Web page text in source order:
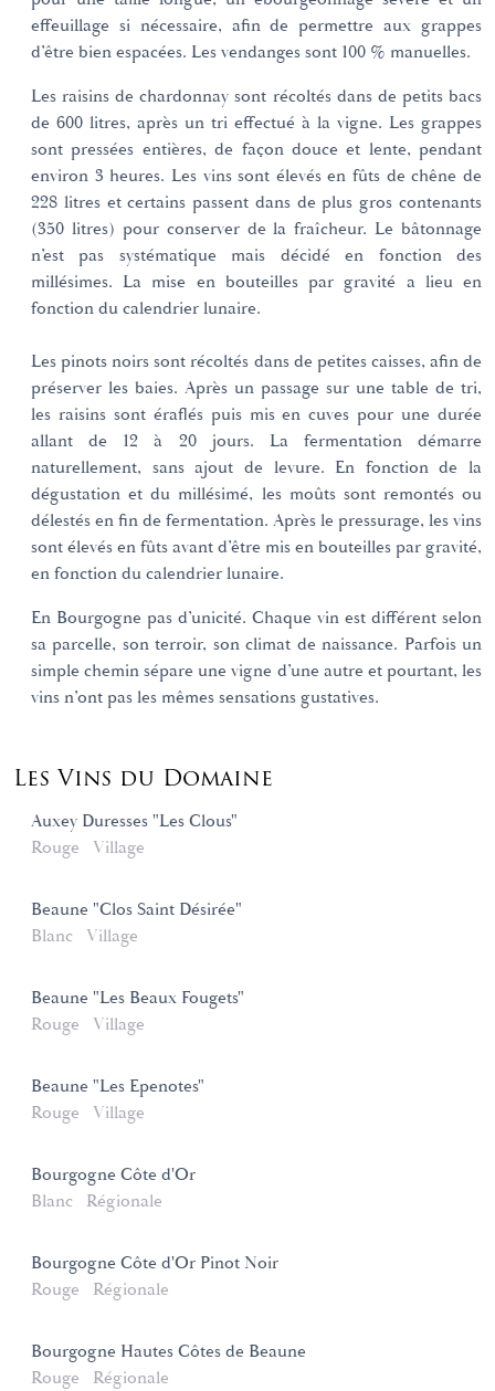
effeuillage si nécessaire, afin de permettre aux grappes
d’être bien espacées. Les vendanges sont 100 % manuelles.
Les raisins de chardonnay sont récoltés dans de petits bacs
de 600 litres, après un tri effectué à la vigne. Les grappes
sont pressées entières, de façon douce et lente, pendant
environ 3 heures. Les vins sont élevés en fûts de chêne de
228 litres et certains passent dans de plus gros contenants
(350 litres) pour conserver de la fraîcheur. Le bâtonnage
n’est pas systématique mais décidé en fonction des
millésimes. La mise en bouteilles par gravité a lieu en
fonction du calendrier lunaire.
Les pinots noirs sont récoltés dans de petites caisses, afin de
préserver les baies. Après un passage sur une table de tri,
les raisins sont éraflés puis mis en cuves pour une durée
allant de 12 à 20 jours. La fermentation démarre
naturellement, sans ajout de levure. En fonction de la
dégustation et du millésimé, les moûts sont remontés ou
délestés en fin de fermentation. Après le pressurage, les vins
sont élevés en fûts avant d’être mis en bouteilles par gravité,
en fonction du calendrier lunaire.
En Bourgogne pas d’unicité. Chaque vin est différent selon
sa parcelle, son terroir, son climat de naissance. Parfois un
simple chemin sépare une vigne d’une autre et pourtant, les
vins n’ont pas les mêmes sensations gustatives.
Les Vins du Domaine
Auxey Duresses "Les Clous"
Rouge
Village
Beaune "Clos Saint Désirée"
Blanc
Village
Beaune "Les Beaux Fougets"
Rouge
Village
Beaune "Les Epenotes"
Rouge
Village
Bourgogne Côte d'Or
Blanc
Régionale
Bourgogne Côte d'Or Pinot Noir
Rouge
Régionale
Bourgogne Hautes Côtes de Beaune
Rouge
Régionale